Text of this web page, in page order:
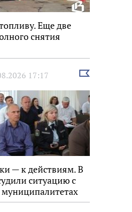
Еще две
снятия
17:17
Выбрать
— к действиям. В
ситуацию с